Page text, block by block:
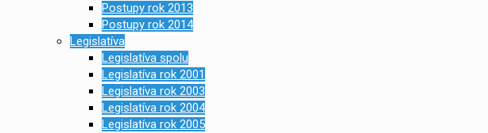
Postupy rok 2013
Postupy rok 2014
Legislatíva
Legislatíva spolu
Legislatíva rok 2001
Legislatíva rok 2003
Legislatíva rok 2004
Legislatíva rok 2005